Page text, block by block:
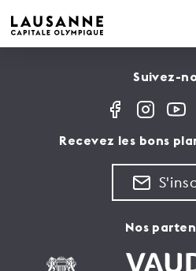
Suivez-
Recevez les bons
Nos